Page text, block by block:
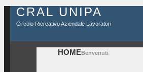
CRAL UNIPA
Circolo Ricreativo Aziendale Lavoratori
HOMEBenvenuti